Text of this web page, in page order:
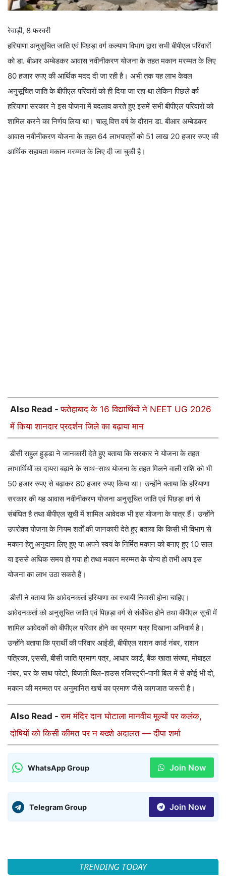
रेवाड़ी, 8 फरवरी
हरियाणा अनुसूचित जाति एवं पिछड़ा वर्ग कल्याण विभाग द्वारा सभी बीपीएल परिवारों
को डा. बीआर अम्बेडकर आवास नवीनीकरण योजना के तहत मकान मरम्मत के लिए
80 हजार रुपए की आर्थिक मदद दी जा रही है। अभी तक यह लाभ केवल
अनुसूचित जाति के बीपीएल परिवारों को ही दिया जा रहा था लेकिन पिछले वर्ष
हरियाणा सरकार ने इस योजना में बदलाव करते हुए इसमें सभी बीपीएल परिवारों को
शामिल करने का निर्णय लिया था। चालू वित्त वर्ष के दौरान डा. बीआर अम्बेडकर
आवास नवीनीकरण योजना के तहत 64 लाभपात्रों को 51 लाख 20 हजार रुपए की
आर्थिक सहायता मकान मरम्मत के लिए दी जा चुकी है।
Also Read -फतेहाबाद के 16 विद्यार्थियों ने NEET UG 2026
में किया शानदार प्रदर्शन जिले का बढ़ाया मान
डीसी राहुल हुड्डा ने जानकारी देते हुए बताया कि सरकार ने योजना के तहत
लाभार्थियों का दायरा बढ़ाने के साथ-साथ योजना के तहत मिलने वाली राशि को भी
50 हजार रुपए से बढ़ाकर 80 हजार रुपए किया था। उन्होंने बताया कि हरियाणा
सरकार की यह आवास नवीनीकरण योजना अनुसूचित जाति एवं पिछड़ा वर्ग से
संबंधित है तथा बीपीएल सूची में शामिल आवेदक भी इस योजना के पात्र हैं। उन्होंने
उपरोक्त योजना के नियम शर्तों की जानकारी देते हुए बताया कि किसी भी विभाग से
मकान हेतु अनुदान लिए हुए या अपने स्वयं के निर्मित मकान को बनाए हुए 10 साल
या इससे अधिक समय हो गया हो तथा मकान मरम्मत के योग्य हो तभी आप इस
योजना का लाभ उठा सकते हैं।
डीसी ने बताया कि आवेदनकर्ता हरियाणा का स्थायी निवासी होना चाहिए।
आवेदनकर्ता को अनुसूचित जाति एवं पिछड़ा वर्ग से संबंधित होने तथा बीपीएल सूची में
शामिल आवेदकों को बीपीएल परिवार होने का प्रमाण पत्र दिखाना अनिवार्य है।
उन्होंने बताया कि प्रार्थी की परिवार आईडी, बीपीएल राशन कार्ड नंबर, राशन
पत्रिका, एससी, बीसी जाति प्रमाण पत्र, आधार कार्ड, बैंक खाता संख्या, मोबाइल
नंबर, घर के साथ फोटो, बिजली बिल-हाउस रजिस्ट्री-पानी बिल में से कोई भी दो,
मकान की मरम्मत पर अनुमानित खर्च का प्रमाण जैसे कागजात जरूरी है।
Also Read -राम मंदिर दान घोटाला मानवीय मूल्यों पर कलंक,
दोषियों को किसी कीमत पर न बख्शे अदालत — दीपा शर्मा
WhatsApp Group Join Now
Telegram Group Join Now
TRENDING TODAY